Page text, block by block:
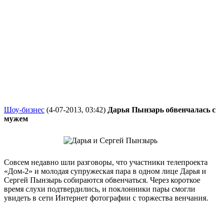
Шоу-бизнес (4-07-2013, 03:42) Дарья Пынзарь обвенчалась с
мужем
Совсем недавно шли разговоры, что участники телепроекта
«Дом-2» и молодая супружеская пара в одном лице Дарья и
Сергей Пынзырь собираются обвенчаться. Через короткое
время слухи подтвердились, и поклонники пары смогли
увидеть в сети Интернет фотографии с торжества венчания.